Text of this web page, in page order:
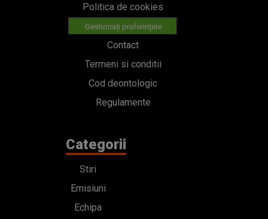
Politica de cookies
Gestionați preferințele
Contact
Termeni si conditii
Cod deontologic
Regulamente
Categorii
Stiri
Emisiuni
Echipa